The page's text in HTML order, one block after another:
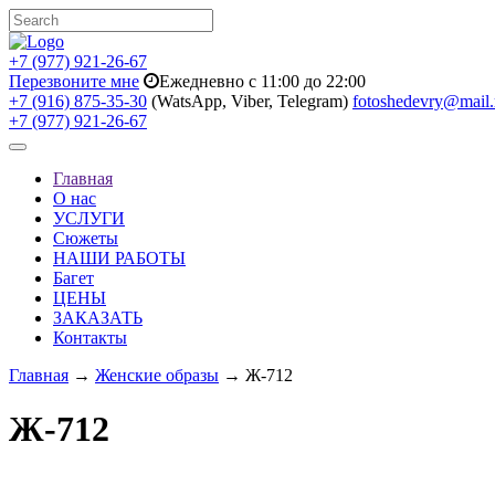
+7 (977) 921-26-67
Перезвоните мне
Ежедневно с 11:00 до 22:00
+7 (916) 875-35-30 (WatsApp, Viber, Telegram)
+7 (977) 921-26-67
Toggle
navigationГлавная
О нас
УСЛУГИ
Сюжеты
НАШИ РАБОТЫ
Багет
ЦЕНЫ
ЗАКАЗАТЬ
Контакты
Главная → Женские образы → Ж-712
Ж-712